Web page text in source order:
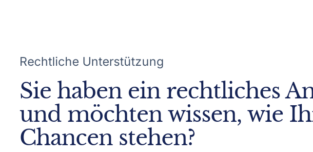
Rechtliche Unterstützung
Sie haben ein rechtliches
und möchten wissen, wie
Chancen stehen?